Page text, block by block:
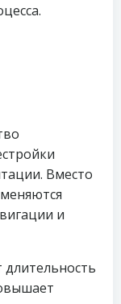
Вместо
и